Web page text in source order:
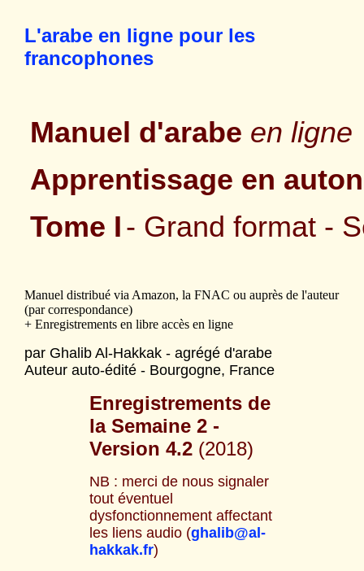
L'arabe en ligne pour les
francophones
Manuel d'arabe en ligne
Apprentissage en
Tome I- Grand format -
Manuel distribué via Amazon, la FNAC ou auprès de l'auteur
(par correspondance)
+ Enregistrements en libre accès en ligne
par Ghalib Al-Hakkak - agrégé d'arabe
Auteur auto-édité - Bourgogne, France
Enregistrements de
la Semaine 2 -
Version 4.2 (2018)
NB : merci de nous signaler
tout éventuel
dysfonctionnement affectant
les liens audio (ghalib@al-
hakkak.fr)